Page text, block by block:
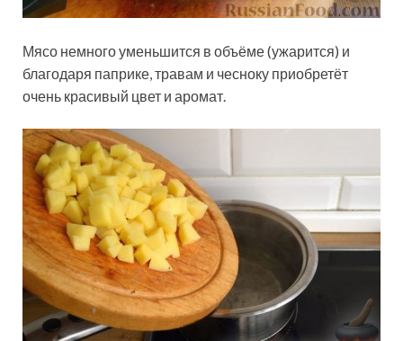
Мясо немного уменьшится в объёме (ужарится) и
благодаря паприке, травам и чесноку приобретёт
очень красивый цвет и аромат.